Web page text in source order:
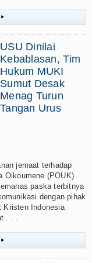
▸
USU Dinilai
Kebablasan, Tim
Hukum MUKI
Sumut Desak
Menag Turun
Tangan Urus
jemaat terhadap
Oikoumene (POUK)
paska terbitnya
dengan pihak
Kristen Indonesia
. . .
▸